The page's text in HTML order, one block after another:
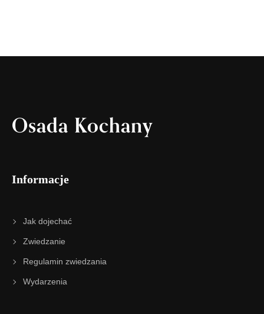
Osada Kochany
Informacje
Jak dojechać
Zwiedzanie
Regulamin zwiedzania
Wydarzenia